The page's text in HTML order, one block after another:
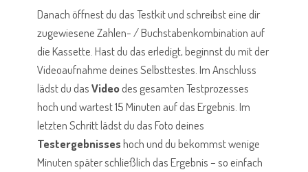
Danach öffnest du das Testkit und schreibst eine dir
zugewiesene Zahlen- / Buchstabenkombination auf
die Kassette. Hast du das erledigt, beginnst du mit der
Videoaufnahme deines Selbsttestes. Im Anschluss
lädst du dasVideodes gesamten Testprozesses
hoch und wartest 15 Minuten auf das Ergebnis. Im
letzten Schritt lädst du das Foto deines
Testergebnisseshoch und du bekommst wenige
Minuten später schließlich das Ergebnis – so einfach